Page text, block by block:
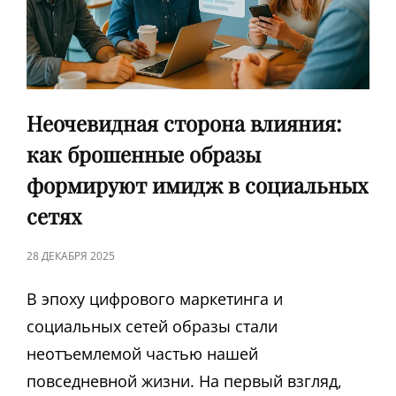
Неочевидная сторона влияния:
как брошенные образы
формируют имидж в социальных
сетях
ЗАПИСЬ
28 ДЕКАБРЯ 2025
В эпоху цифрового маркетинга и
социальных сетей образы стали
неотъемлемой частью нашей
повседневной жизни. На первый взгляд,